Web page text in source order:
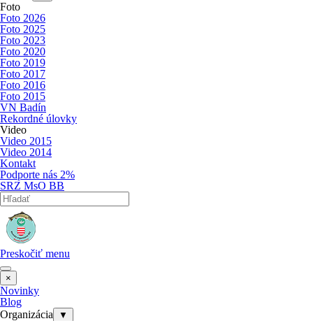
Foto
Foto 2026
Foto 2025
Foto 2023
Foto 2020
Foto 2019
Foto 2017
Foto 2016
Foto 2015
VN Badín
Rekordné úlovky
Video
Video 2015
Video 2014
Kontakt
Podporte nás 2%
SRZ MsO BB
Preskočiť menu
×
Novinky
Blog
Organizácia
▼